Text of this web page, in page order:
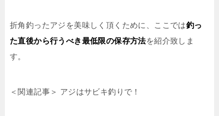
折角釣ったアジを美味しく頂くために、ここでは釣っ
た直後から行うべき最低限の保存方法を紹介致しま
す。
＜関連記事＞ アジはサビキ釣りで！